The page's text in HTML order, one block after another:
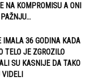
NA KOMPROMISU A ONI
IMALA 36 GODINA KADA
TELO JE ZGROZILO
SU KASNIJE DA TAKO